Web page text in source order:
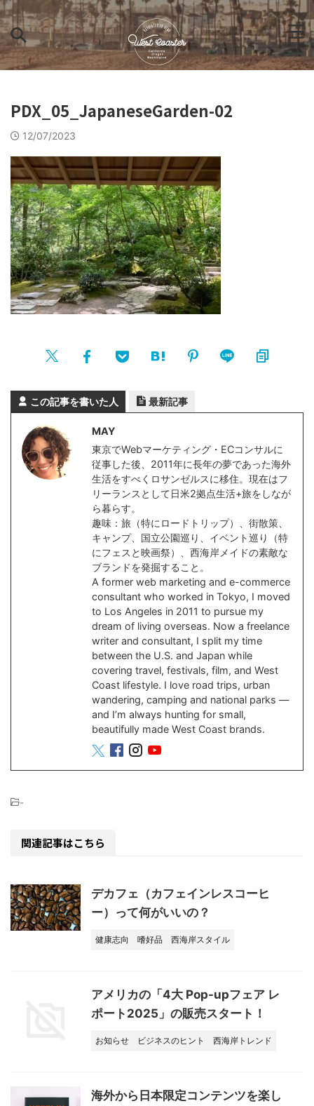
PDX_05_JapaneseGarden-02
12/07/2023
この記事を書いた人 最新記事
MAY
東京でWebマーケティング・ECコンサルに
従事した後、2011年に長年の夢であった海外
生活をすべくロサンゼルスに移住。現在はフ
リーランスとして日米2拠点生活+旅をしなが
ら暮らす。
趣味：旅（特にロードトリップ）、街散策、
キャンプ、国立公園巡り、イベント巡り（特
にフェスと映画祭）、西海岸メイドの素敵な
ブランドを発掘すること。
A former web marketing and e-commerce
consultant who worked in Tokyo, I moved
to Los Angeles in 2011 to pursue my
dream of living overseas. Now a freelance
writer and consultant, I split my time
between the U.S. and Japan while
covering travel, festivals, film, and West
Coast lifestyle. I love road trips, urban
wandering, camping and national parks —
and I’m always hunting for small,
beautifully made West Coast brands.
-
関連記事はこちら
デカフェ（カフェインレスコーヒ
ー）って何がいいの？
健康志向 嗜好品 西海岸スタイル
アメリカの「4大 Pop-upフェア レ
ポート2025」の販売スタート！
お知らせ ビジネスのヒント 西海岸トレンド
海外から日本限定コンテンツを楽し